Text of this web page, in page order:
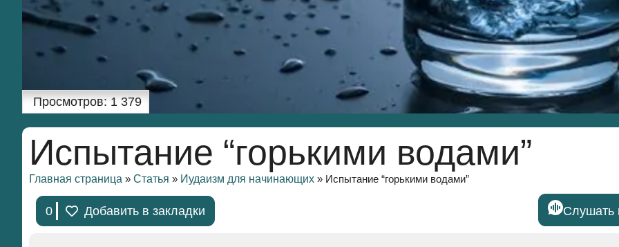
Просмотров: 1 379
Испытание “горькими водами”
Главная страница » Статья » Иудаизм для начинающих » Испытание “горькими водами”
0 Добавить в закладки Слушать